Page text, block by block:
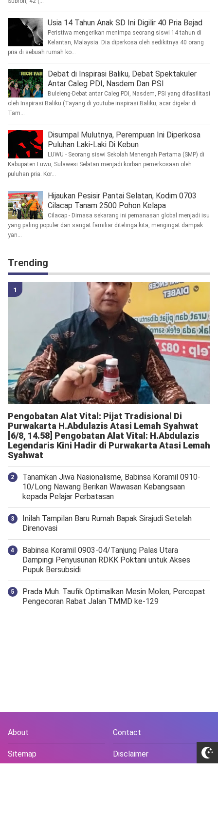
Usia 14 Tahun Anak SD Ini Digilir 40 Pria Bejad
Peristiwa mengerikan menimpa seorang siswi 14 tahun di
Kelantan, Malaysia. Dia diperkosa oleh sedikitnya 40 orang
pria di sebuah rumah ko...
Debat di Inspirasi Baliku, Debat Spektakuler
Antar Caleg PDI, Nasdem Dan PSI
Buleleng-Debat antar Caleg PDI, Nasdem, PSI yang difasilitasi
oleh Inspirasi Baliku (Tayang di youtube inspirasi Baliku, acar digelar di
Tam...
Disumpal Mulutnya, Perempuan Ini Diperkosa
Puluhan Laki-Laki Di Kebun
LUWU - Seorang siswi Sekolah Menengah Pertama (SMP) di
Kabupaten Luwu, Sulawesi Selatan menjadi korban pemerkosaan oleh
puluhan pria. Kor...
Hijaukan Pesisir Pantai Selatan, Kodim 0703
Cilacap Tanam 2500 Pohon Kelapa
Cilacap - Dimasa sekarang ini pemanasan global menjadi isu
yang paling populer dan sangat familiar ditelinga kita, mengingat dampak
yan...
Trending
Pengobatan Alat Vital: Pijat Tradisional Di
Purwakarta H.Abdulazis Atasi Lemah Syahwat
[6/8, 14.58] Pengobatan Alat Vital: H.Abdulazis
Legendaris Kini Hadir di Purwakarta Atasi Lemah
Syahwat
Tanamkan Jiwa Nasionalisme, Babinsa Koramil 0910-
10/Long Nawang Berikan Wawasan Kebangsaan
kepada Pelajar Perbatasan
Inilah Tampilan Baru Rumah Bapak Sirajudi Setelah
Direnovasi
‎Babinsa Koramil 0903-04/Tanjung Palas Utara
Dampingi Penyusunan RDKK Poktani untuk Akses
Pupuk Bersubsidi
Prada Muh. Taufik Optimalkan Mesin Molen, Percepat
Pengecoran Rabat Jalan TMMD ke-129
About Contact
Sitemap Disclaimer